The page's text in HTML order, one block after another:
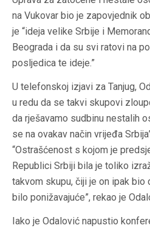
na Vukovar bio je zapovjednik
je “ideja velike Srbije i
Beograda i da su svi ratovi na
posljedica te ideje.”
U telefonskoj izjavi za Tanjug,
u redu da se takvi skupovi
da rješavamo sudbinu nestalih
se na ovakav način vrijeđa
“Ostrašćenost s kojom je
Republici Srbiji bila je toliko
takvom skupu, čiji je on ipak bio
bilo ponižavajuće”, rekao je
Iako je Odalović napustio